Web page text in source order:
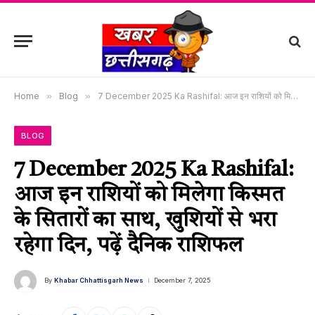
Home » Blog » 7 December 2025 Ka Rashifal: आज इन राशियों को मिलेगा किस्मत के सितारों का साथ, खुशियों से भरा रहेगा दिन, पढ़ें दैनिक राशिफल
BLOG
7 December 2025 Ka Rashifal:
आज इन राशियों को मिलेगा किस्मत
के सितारों का साथ, खुशियों से भरा
रहेगा दिन, पढ़ें दैनिक राशिफल
By Khabar Chhattisgarh News December 7, 2025